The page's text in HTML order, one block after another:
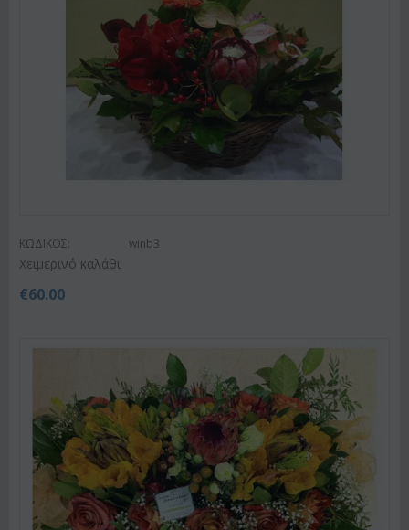
ΚΩΔΙΚΟΣ: winb3
Χειμερινό καλάθι
€60.00